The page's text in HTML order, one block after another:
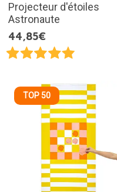
Projecteur d'étoiles
Astronaute
44,85€
TOP 50